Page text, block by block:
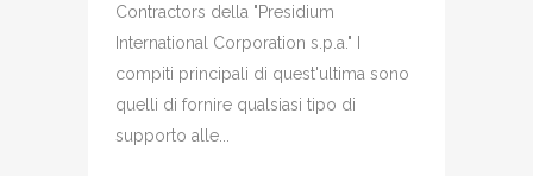
Contractors della "Presidium
International Corporation s.p.a." I
compiti principali di quest'ultima sono
quelli di fornire qualsiasi tipo di
supporto alle...